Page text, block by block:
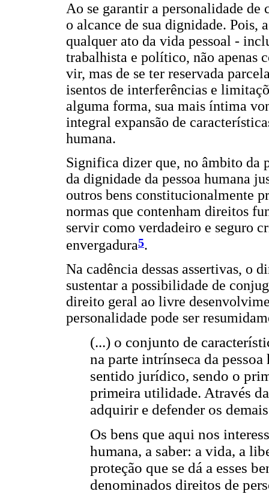
Ao se garantir a personalidade de
o alcance de sua dignidade. Pois,
qualquer ato da vida pessoal -
trabalhista e político, não apenas
vir, mas de se ter reservada
isentos de interferências e
alguma forma, sua mais íntima
integral expansão de
humana.
Significa dizer que, no âmbito da
da dignidade da pessoa humana
outros bens constitucionalmente
normas que contenham direitos
servir como verdadeiro e seguro
envergadura5.
Na cadência dessas assertivas, o
sustentar a possibilidade de
direito geral ao livre
personalidade pode ser
(...) o conjunto de
na parte intrínseca da
sentido jurídico, sendo o
primeira utilidade. Através
adquirir e defender os
Os bens que aqui nos
humana, a saber: a vida, a
proteção que se dá a esses
denominados direitos de